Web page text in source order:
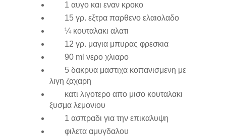
1 αυγο και εναν κροκο
15 γρ. εξτρα παρθενο ελαιολαδο
¼ κουταλακι αλατι
12 γρ. μαγια μπυρας φρεσκια
90 ml νερο χλιαρο
5 δακρυα μαστιχα κοπανισμενη με
λιγη ζαχαρη
κατι λιγοτερο απο μισο κουταλακι
ξυσμα λεμονιου
1 ασπραδι για την επικαλυψη
φιλετα αμυγδαλου